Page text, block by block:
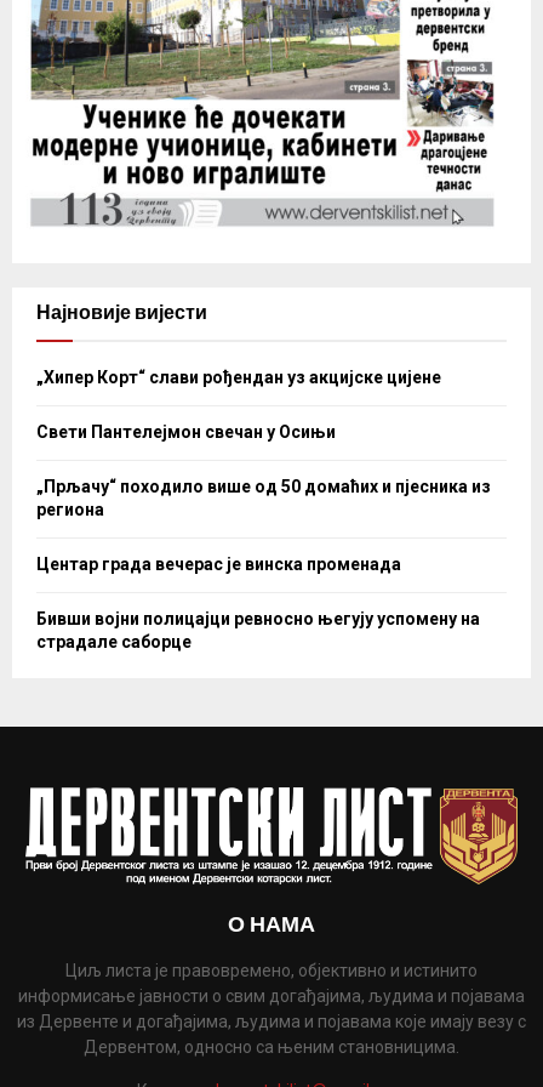
Најновије вијести
„Хипер Корт“ слави рођендан уз акцијске цијене
Свети Пантелејмон свечан у Осињи
„Прљачу“ походило више од 50 домаћих и пјесника из
региона
Центар града вечерас је винска променада
Бивши војни полицајци ревносно његују успомену на
страдале саборце
О НАМА
Циљ листа је правовремено, објективно и истинито
информисање јавности о свим догађајима, људима и појавама
из Дервенте и догађајима, људима и појавама које имају везу с
Дервентом, односно са њеним становницима.